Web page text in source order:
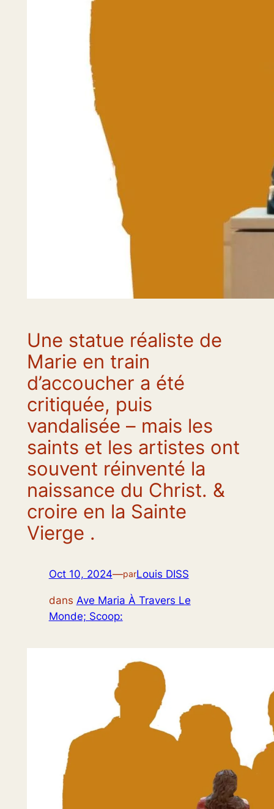
Une statue réaliste de
Marie en train
d’accoucher a été
critiquée, puis
vandalisée – mais les
saints et les artistes ont
souvent réinventé la
naissance du Christ. &
croire en la Sainte
Vierge .
Oct 10, 2024—parLouis DISS
dans Ave Maria À Travers Le
Monde; Scoop: